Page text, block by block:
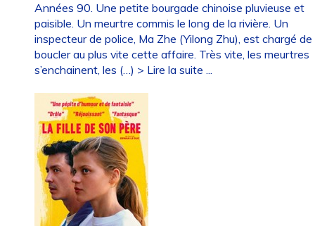
Années 90. Une petite bourgade chinoise pluvieuse et
paisible. Un meurtre commis le long de la rivière. Un
inspecteur de police, Ma Zhe (Yilong Zhu), est chargé de
boucler au plus vite cette affaire. Très vite, les meurtres
s’enchainent, les (…) > Lire la suite ...